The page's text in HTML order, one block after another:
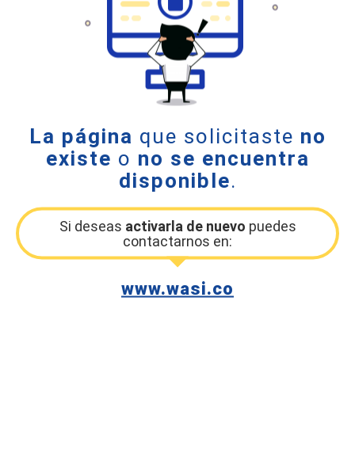
La página que solicitaste no
existe o no se encuentra
disponible.
Si deseas activarla de nuevo puedes
contactarnos en:
www.wasi.co